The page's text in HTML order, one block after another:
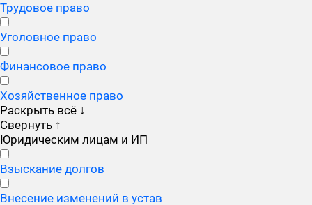
Трудовое право
Уголовное право
Финансовое право
Хозяйственное право
Раскрыть всё ↓
Свернуть ↑
Юридическим лицам и ИП
Взыскание долгов
Внесение изменений в устав